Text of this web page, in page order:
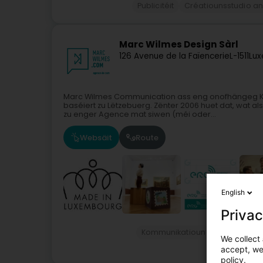
Marc Wilmes Design Sàrl
126 Avenue de la FaïencerieL-1511
Marc Wilmes Communication ass eng
baséiert zu Lëtzebuerg. Zënter 2006 huet dat, wat
zu enger Agence mat siwen (méi oder...
Websäit Route
English
We
accept,
policy.